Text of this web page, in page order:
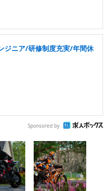
ジニア/研修制度充実/年間休
Sponsored by